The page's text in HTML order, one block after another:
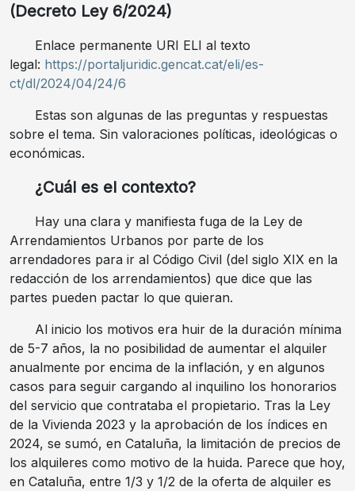
(Decreto Ley 6/2024)
Enlace permanente URI ELI al texto
legal: https://portaljuridic.gencat.cat/eli/es-
ct/dl/2024/04/24/6
Estas son algunas de las preguntas y respuestas
sobre el tema. Sin valoraciones políticas, ideológicas o
económicas.
¿Cuál es el contexto?
Hay una clara y manifiesta fuga de la Ley de
Arrendamientos Urbanos por parte de los
arrendadores para ir al Código Civil (del siglo XIX en la
redacción de los arrendamientos) que dice que las
partes pueden pactar lo que quieran.
Al inicio los motivos era huir de la duración mínima
de 5-7 años, la no posibilidad de aumentar el alquiler
anualmente por encima de la inflación, y en algunos
casos para seguir cargando al inquilino los honorarios
del servicio que contrataba el propietario. Tras la Ley
de la Vivienda 2023 y la aprobación de los índices en
2024, se sumó, en Cataluña, la limitación de precios de
los alquileres como motivo de la huida. Parece que hoy,
en Cataluña, entre 1/3 y 1/2 de la oferta de alquiler es